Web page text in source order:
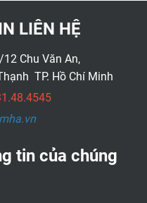
LIÊN HỆ
Chu Văn An,
TP. Hồ Chí Minh
tin của chúng